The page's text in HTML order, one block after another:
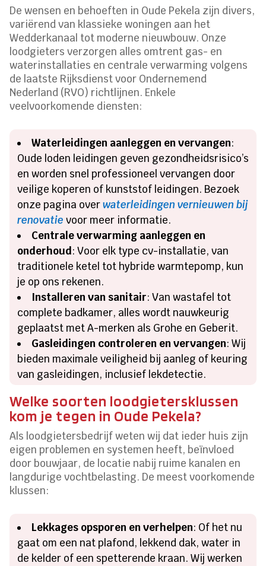
De wensen en behoeften in Oude Pekela zijn divers,
variërend van klassieke woningen aan het
Wedderkanaal tot moderne nieuwbouw. Onze
loodgieters verzorgen alles omtrent gas- en
waterinstallaties en centrale verwarming volgens
de laatste Rijksdienst voor Ondernemend
Nederland (RVO) richtlijnen. Enkele
veelvoorkomende diensten:
Waterleidingen aanleggen en vervangen:
Oude loden leidingen geven gezondheidsrisico’s
en worden snel professioneel vervangen door
veilige koperen of kunststof leidingen. Bezoek
onze pagina overwaterleidingen vernieuwen bij
renovatie voor meer informatie.
Centrale verwarming aanleggen en
onderhoud: Voor elk type cv-installatie, van
traditionele ketel tot hybride warmtepomp, kun
je op ons rekenen.
Installeren van sanitair: Van wastafel tot
complete badkamer, alles wordt nauwkeurig
geplaatst met A-merken als Grohe en Geberit.
Gasleidingen controleren en vervangen: Wij
bieden maximale veiligheid bij aanleg of keuring
van gasleidingen, inclusief lekdetectie.
Welke soorten loodgietersklussen
kom je tegen in Oude Pekela?
Als loodgietersbedrijf weten wij dat ieder huis zijn
eigen problemen en systemen heeft, beïnvloed
door bouwjaar, de locatie nabij ruime kanalen en
langdurige vochtbelasting. De meest voorkomende
klussen:
Lekkages opsporen en verhelpen: Of het nu
gaat om een nat plafond, lekkend dak, water in
de kelder of een spetterende kraan. Wij werken